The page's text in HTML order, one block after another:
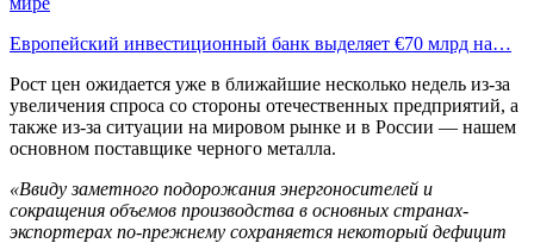
Европейский инвестиционный банк выделяет €70 млрд на…
Рост цен ожидается уже в ближайшие несколько недель из-за
увеличения спроса со стороны отечественных предприятий, а
также из-за ситуации на мировом рынке и в России — нашем
основном поставщике черного металла.
«Ввиду заметного подорожания энергоносителей и
сокращения объемов производства в основных странах-
экспортерах по-прежнему сохраняется некоторый дефицит